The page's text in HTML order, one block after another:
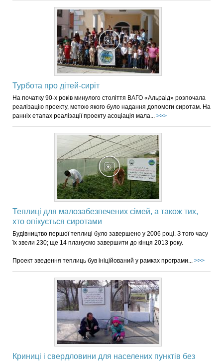
Турбота про дітей-сиріт
На початку 90-х років минулого століття ВАГО «Альраід» розпочала
реалізацію проекту, метою якого було надання допомоги сиротам. На
ранніх етапах реалізації проекту асоціація мала... >>>
Теплиці для малозабезпечених сімей, а також тих,
хто опікується сиротами
Будівництво першої теплиці було завершено у 2006 році. З того часу
їх звели 230; ще 14 плануємо завершити до кінця 2013 року.
Проект зведення теплиць був ініційований у рамках програми... >>>
Криниці і свердловини для населених пунктів без